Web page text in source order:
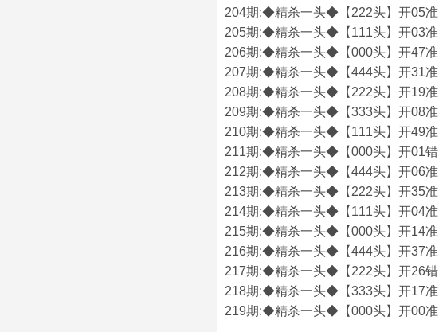
204期:◆精杀一头◆【222头】开05准
205期:◆精杀一头◆【111头】开03准
206期:◆精杀一头◆【000头】开47准
207期:◆精杀一头◆【444头】开31准
208期:◆精杀一头◆【222头】开19准
209期:◆精杀一头◆【333头】开08准
210期:◆精杀一头◆【111头】开49准
211期:◆精杀一头◆【000头】开01错
212期:◆精杀一头◆【444头】开06准
213期:◆精杀一头◆【222头】开35准
214期:◆精杀一头◆【111头】开04准
215期:◆精杀一头◆【000头】开14准
216期:◆精杀一头◆【444头】开37准
217期:◆精杀一头◆【222头】开26错
218期:◆精杀一头◆【333头】开17准
219期:◆精杀一头◆【000头】开00准